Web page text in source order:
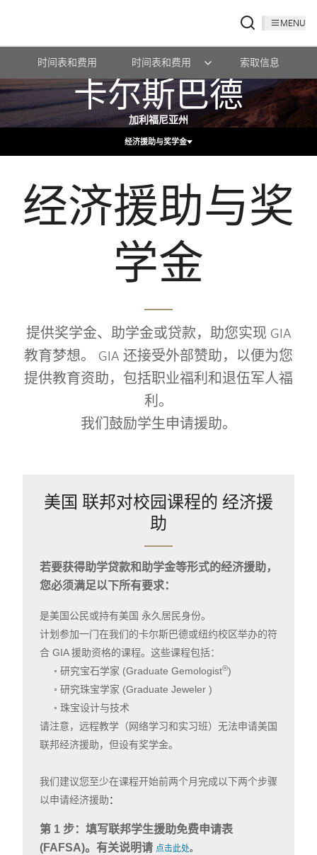
MENU
时间表和费用 时间表和费用 索取信息
卡尔斯巴德
加利福尼亚州
经济援助与奖学金
经济援助与奖
学金
提供奖学金、助学金或贷款，助您实现 GIA
教育梦想。 GIA 还接受外部赞助，以便为您
提供教育资助，包括职业福利和退伍军人福
利。
我们鼓励学生申请援助。
美国 联邦对校园课程的 经济援
助
若要获得助学贷款和助学金等形式的经济援助，
您必须满足以下所有要求：
是美国公民或持有美国 永久居民身份。
计划参加一门在我们的卡尔斯巴德或纽约校区举办的符
合 GIA 援助资格的课程。这些课程包括：
◦ 研究宝石学家 (Graduate Gemologist®)
◦ 研究珠宝学家 (Graduate Jeweler )
◦ 珠宝设计与技术
请注意，远程教学​​（网络学习和实习班）无法申请美国
联邦经济援助，但设有奖学金。
我们建议您至少在课程开始前两个月完成以下两个步骤
以申请经济援助：
第 1 步：填写联邦学生援助免费申请表
(FAFSA)。有关说明请 点击此处。